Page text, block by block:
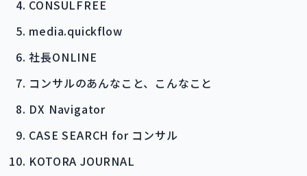
CONSULFREE
media.quickflow
社長ONLINE
コンサルのあんなこと、こんなこと
DX Navigator
CASE SEARCH for コンサル
KOTORA JOURNAL